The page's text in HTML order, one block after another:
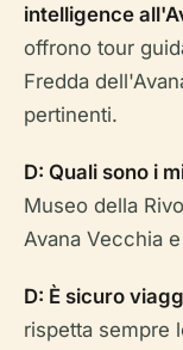
intelligence
offrono tour
Fredda
pertinenti.
D: Quali sono i
Museo della
Avana Vecchia
D: È sicuro
rispetta sempre